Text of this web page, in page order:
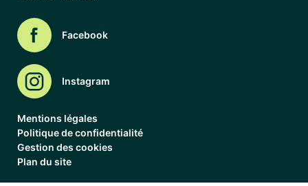
Facebook
Instagram
Mentions légales
Politique de confidentialité
Gestion des cookies
Plan du site